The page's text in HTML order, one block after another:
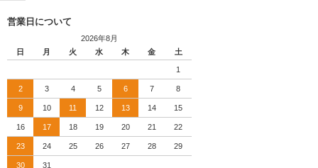
営業日について
2026年8月
日
月 火 水 木 金 土
1
2 3 4 5 6 7 8
9 10 11 12 13 14 15
16 17 18 19 20 21 22
23 24 25 26 27 28 29
30 31